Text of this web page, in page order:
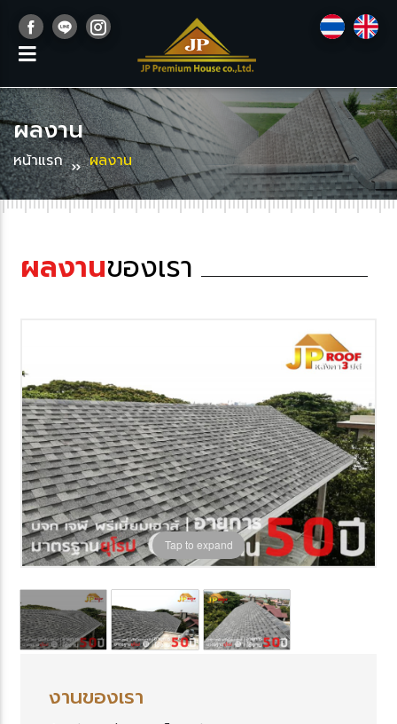
ผลงาน
หน้าแรก ผลงาน
ผลงานของเรา
Tap to expand
งานของเรา